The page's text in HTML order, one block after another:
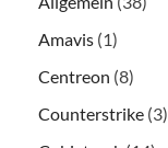
Amavis (1)
Centreon (8)
Counterstrike (3)